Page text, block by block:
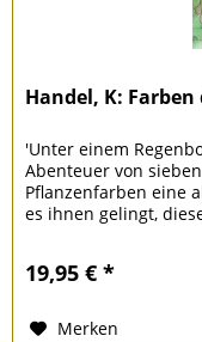
Handel, K:
'Unter einem
Abenteuer von
Pflanzenfarben eine
es ihnen gelingt,
19,95 € *
Merken